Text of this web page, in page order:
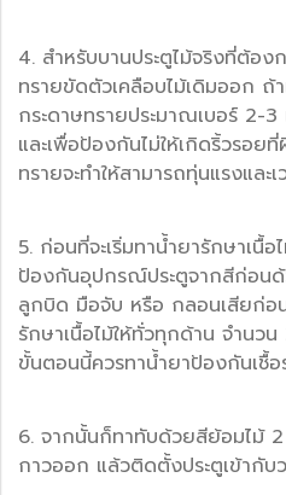
4. สำหรับบานประตูไม้จริงที่ต้อง
ทรายขัดตัวเคลือบไม้เดิมออก ถ้า
กระดาษทรายประมาณเบอร์ 2-3
และเพื่อป้องกันไม่ให้เกิดริ้วรอย
ทรายจะทำให้สามารถทุ่นแรงและ
5. ก่อนที่จะเริ่มทาน้ำยารักษาเนื้
ป้องกันอุปกรณ์ประตูจากสีก่อน
ลูกบิด มือจับ หรือ กลอนเสียก่อ
รักษาเนื้อไม้ให้ทั่วทุกด้าน จำนว
ขั้นตอนนี้ควรทาน้ำยาป้องกันเชื้อ
6. จากนั้นก็ทาทับด้วยสีย้อมไม้ 2
กาวออก แล้วติดตั้งประตูเข้ากับ